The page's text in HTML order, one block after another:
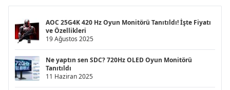
AOC 25G4K 420 Hz Oyun Monitörü Tanıtıldı! İşte Fiyatı
ve Özellikleri
19 Ağustos 2025
Ne yaptın sen SDC? 720Hz OLED Oyun Monitörü
Tanıtıldı
11 Haziran 2025